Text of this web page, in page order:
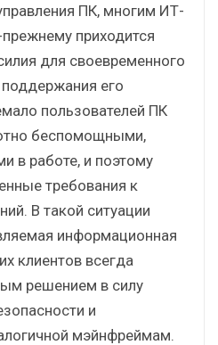
ПК, многим ИТ-
приходится
для своевременного
его
пользователей ПК
беспомощными,
в работе, и поэтому
требования к
В такой ситуации
информационная
клиентов всегда
решением в силу
и
мэйнфреймам.